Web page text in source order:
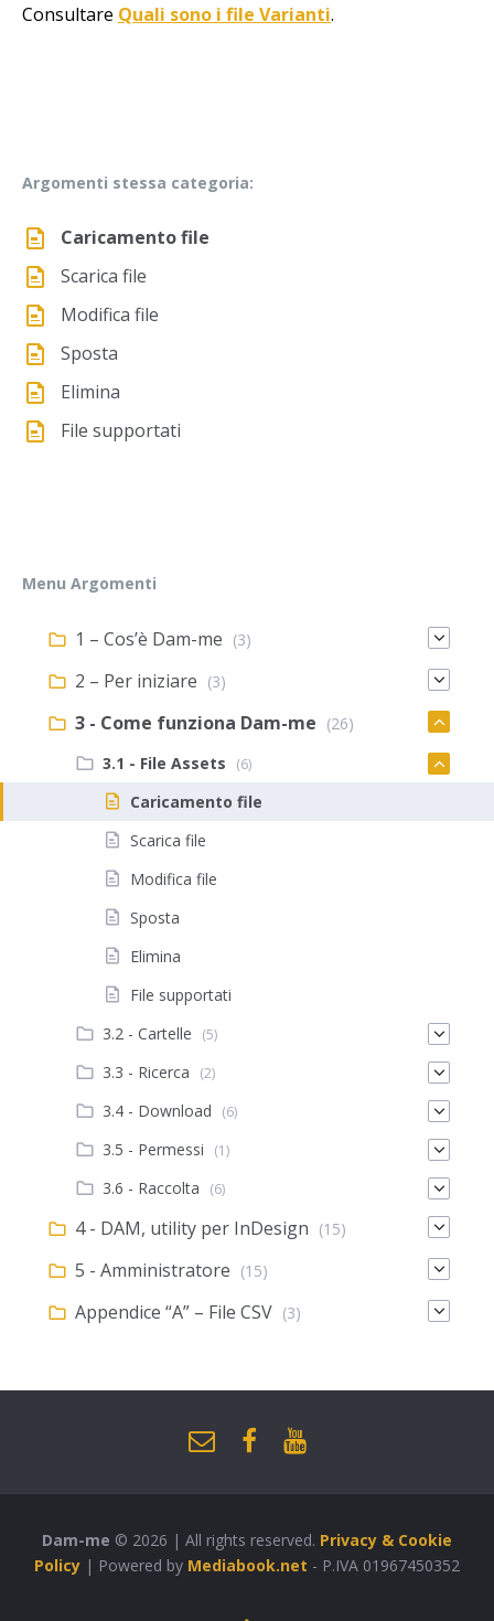
Consultare Quali sono i file Varianti.
Argomenti stessa categoria:
Caricamento file
Scarica file
Modifica file
Sposta
Elimina
File supportati
Menu Argomenti
1 – Cos’è Dam-me (3)
2 – Per iniziare (3)
3 - Come funziona Dam-me (26)
3.1 - File Assets
(6)
Caricamento file
Scarica file
Modifica file
Sposta
Elimina
File supportati
3.2 - Cartelle
(5)
3.3 - Ricerca (2)
3.4 - Download (6)
3.5 - Permessi (1)
3.6 - Raccolta (6)
4 - DAM, utility per InDesign (15)
5 - Amministratore (15)
Appendice “A” – File CSV (3)
Dam-me © 2026 | All rights reserved. Privacy & Cookie
Policy | Powered by Mediabook.net - P.IVA 01967450352